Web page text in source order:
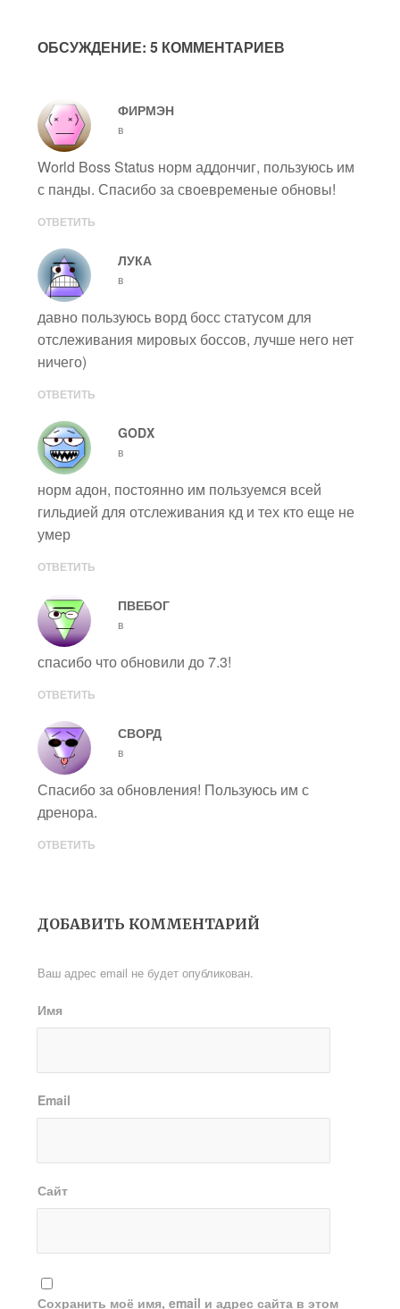
ОБСУЖДЕНИЕ: 5 КОММЕНТАРИЕВ
ФИРМЭН
в
World Boss Status норм аддончиг, пользуюсь им
с панды. Спасибо за своевременые обновы!
ОТВЕТИТЬ
ЛУКА
в
давно пользуюсь ворд босс статусом для
отслеживания мировых боссов, лучше него нет
ничего)
ОТВЕТИТЬ
GODX
в
норм адон, постоянно им пользуемся всей
гильдией для отслеживания кд и тех кто еще не
умер
ОТВЕТИТЬ
ПВЕБОГ
в
спасибо что обновили до 7.3!
ОТВЕТИТЬ
СВОРД
в
Спасибо за обновления! Пользуюсь им с
дренора.
ОТВЕТИТЬ
ДОБАВИТЬ КОММЕНТАРИЙ
Ваш адрес email не будет опубликован.
Имя
Email
Сайт
Сохранить моё имя, email и адрес сайта в этом